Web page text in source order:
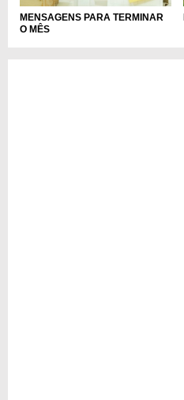
MENSAGENS PARA TERMINAR
O MÊS